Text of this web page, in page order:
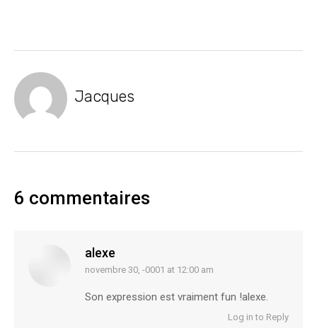
Jacques
6 commentaires
alexe
says:
novembre 30, -0001 at 12:00 am
Son expression est vraiment fun !alexe.
Log in to Reply